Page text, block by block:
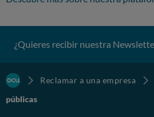
¿Quieres recibir nuestra
Reclamar a una empresa
públicas